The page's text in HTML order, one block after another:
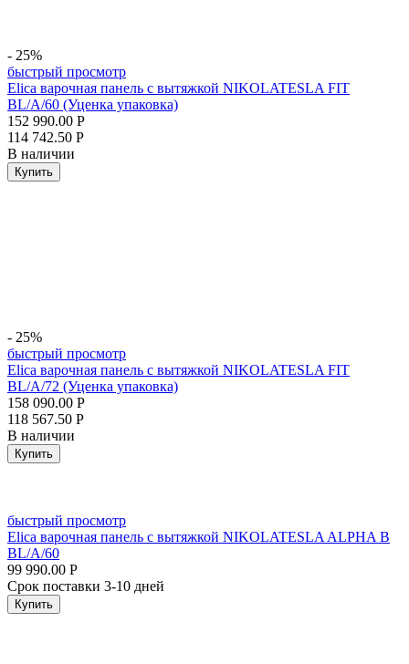
- 25%
быстрый просмотр
Elica варочная панель с вытяжкой NIKOLATESLA FIT
BL/A/60 (Уценка упаковка)
152 990.00 Р
114 742.50 Р
В наличии
Купить
- 25%
быстрый просмотр
Elica варочная панель с вытяжкой NIKOLATESLA FIT
BL/A/72 (Уценка упаковка)
158 090.00 Р
118 567.50 Р
В наличии
Купить
быстрый просмотр
Elica варочная панель с вытяжкой NIKOLATESLA ALPHA B
BL/A/60
99 990.00 Р
Срок поставки 3-10 дней
Купить